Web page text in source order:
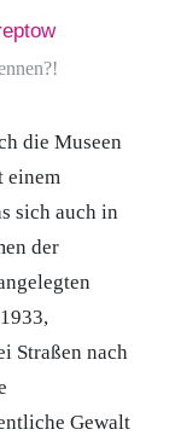
die Museen
einem
sich auch in
der
Straßen nach
Gewalt